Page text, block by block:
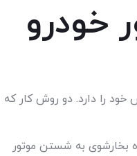
خودرو
خود را دارد. دو روش کار که
بخارشوی به شستن موتور